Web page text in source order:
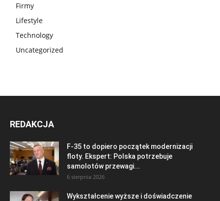
Firmy
Lifestyle
Technology
Uncategorized
REDAKCJA
F-35 to dopiero początek modernizacji
floty. Ekspert: Polska potrzebuje
samolotów przewagi...
6 sierpnia 2026
Wykształcenie wyższe i doświadczenie